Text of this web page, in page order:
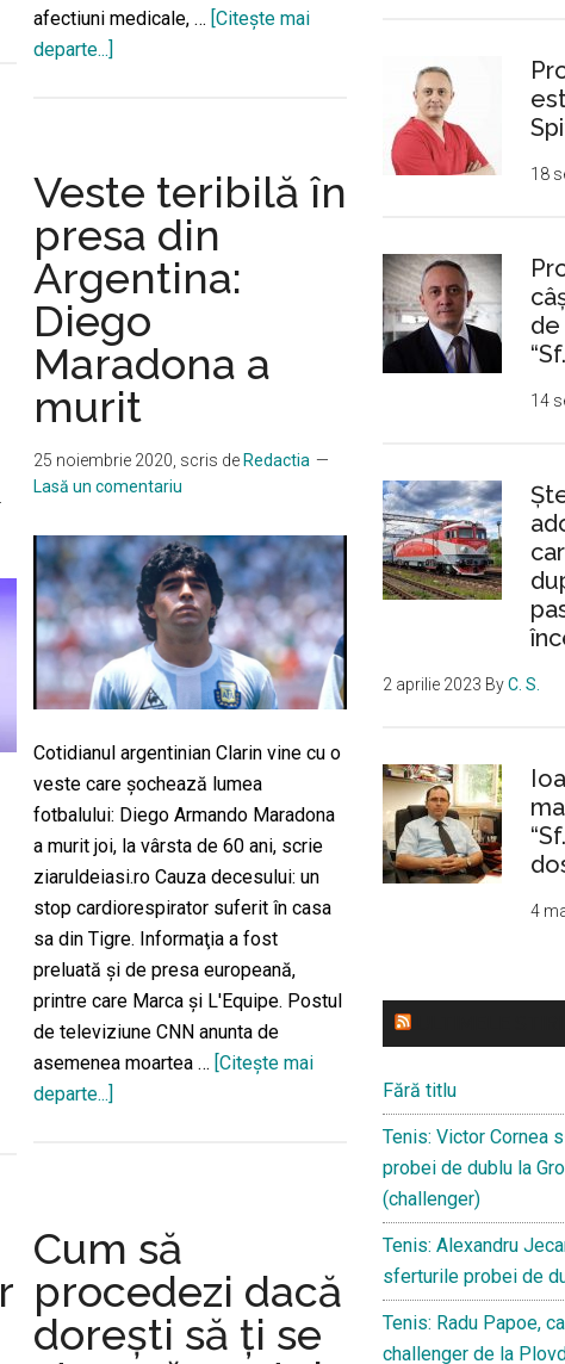
afectiuni medicale, … [Citeşte mai
departe...]
azi-
noapte
într-
un
incendiu
care
a
cuprins
Spitalul
Socola
despreMaria
de
infecție
Veste teribilă în
presa din
Argentina:
Diego
Maradona a
murit
25 noiembrie 2020 , scris de Redactia
Lasă un comentariu
Cotidianul argentinian Clarin vine cu o
veste care șochează lumea
fotbalului: Diego Armando Maradona
a murit joi, la vârsta de 60 ani, scrie
ziaruldeiasi.ro Cauza decesului: un
stop cardiorespirator suferit în casa
sa din Tigre. Informaţia a fost
preluată şi de presa europeană,
printre care Marca şi L'Equipe. Postul
de televiziune CNN anunta de
asemenea moartea … [Citeşte mai
departe...]
Argentina:
Diego
Maradona
a
Cum să
procedezi dacă
dorești să ți se
18
de
14
2 aprilie 2023 ByC. S.
4
Fără titlu
Tenis: Victor Cornea
probei de dublu la
(challenger)
Tenis: Alexandru
sferturile probei de
Tenis: Radu Papoe,
challenger de la